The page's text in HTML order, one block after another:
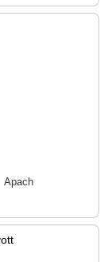
Apach